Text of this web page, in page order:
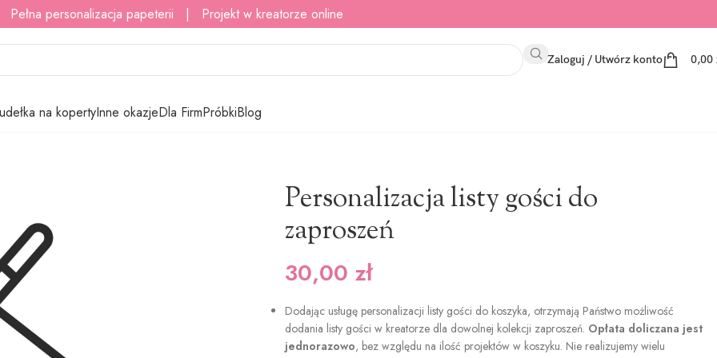
personalizacja papeterii | Projekt w kreatorze online
Zaloguj / Utwórz konto 0,00
na kopertyInne okazjeDla FirmPróbkiBlog
Personalizacja listy gości do
zaproszeń
30,00 zł
Dodając usługę personalizacji listy gości do koszyka, otrzymają Państwo możliwość
dodania listy gości w kreatorze dla dowolnej kolekcji zaproszeń. Opłata doliczana jest
jednorazowo, bez względu na ilość projektów w koszyku. Nie realizujemy wielu